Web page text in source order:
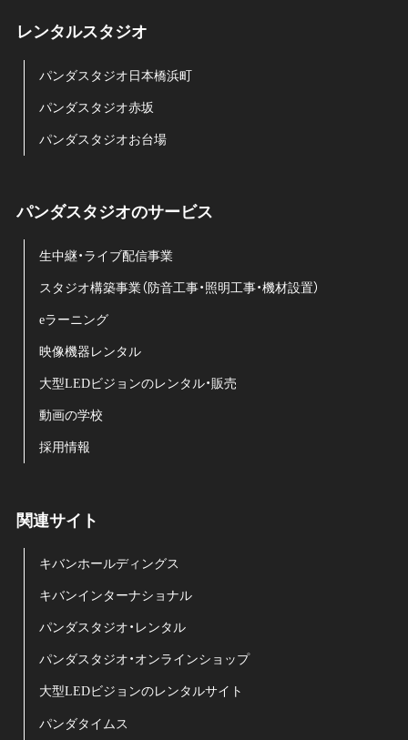
レンタルスタジオ
パンダスタジオ日本橋浜町
パンダスタジオ赤坂
パンダスタジオお台場
パンダスタジオのサービス
生中継・ライブ配信事業
スタジオ構築事業（防音工事・照明工事・機材設置）
eラーニング
映像機器レンタル
大型LEDビジョンのレンタル・販売
動画の学校
採用情報
関連サイト
キバンホールディングス
キバンインターナショナル
パンダスタジオ・レンタル
パンダスタジオ・オンラインショップ
大型LEDビジョンのレンタルサイト
パンダタイムス